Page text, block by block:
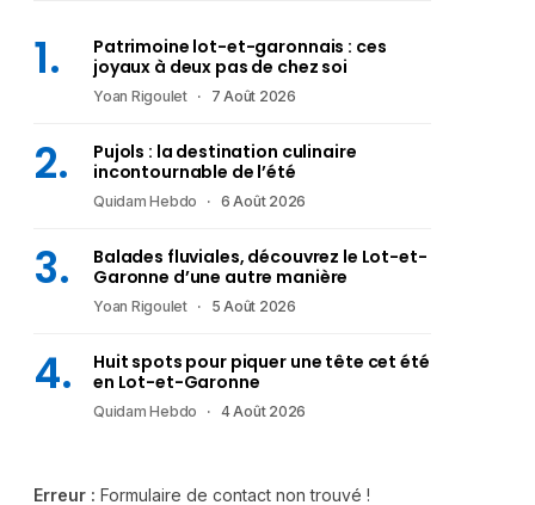
Patrimoine lot-et-garonnais : ces
joyaux à deux pas de chez soi
Yoan Rigoulet 7 Août 2026
Pujols : la destination culinaire
incontournable de l’été
Quidam Hebdo 6 Août 2026
Balades fluviales, découvrez le Lot-et-
Garonne d’une autre manière
Yoan Rigoulet 5 Août 2026
Huit spots pour piquer une tête cet été
en Lot-et-Garonne
Quidam Hebdo 4 Août 2026
Erreur : Formulaire de contact non trouvé !